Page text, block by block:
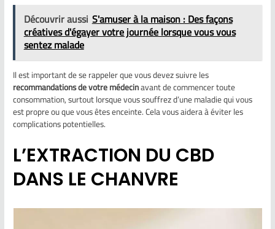
Découvrir aussi S'amuser à la maison : Des façons
créatives d'égayer votre journée lorsque vous vous
sentez malade
Il est important de se rappeler que vous devez suivre les
recommandations de votre médecinavant de commencer toute
consommation, surtout lorsque vous souffrez d’une maladie qui vous
est propre ou que vous êtes enceinte. Cela vous aidera à éviter les
complications potentielles.
L’EXTRACTION DU CBD
DANS LE CHANVRE